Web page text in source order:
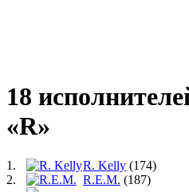
18
«R»
1. R. Kelly (174)
2.
R.E.M. (187)